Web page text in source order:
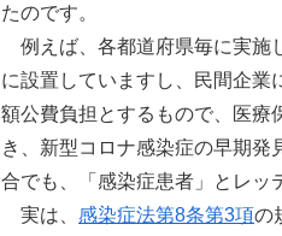
たのです。
例えば、各都道府県毎に実施
に設置していますし、民間企業
額公費負担とするもので、医療
き、新型コロナ感染症の早期
合でも、「感染症患者」とレッ
実は、 感染症法第8条第3項の